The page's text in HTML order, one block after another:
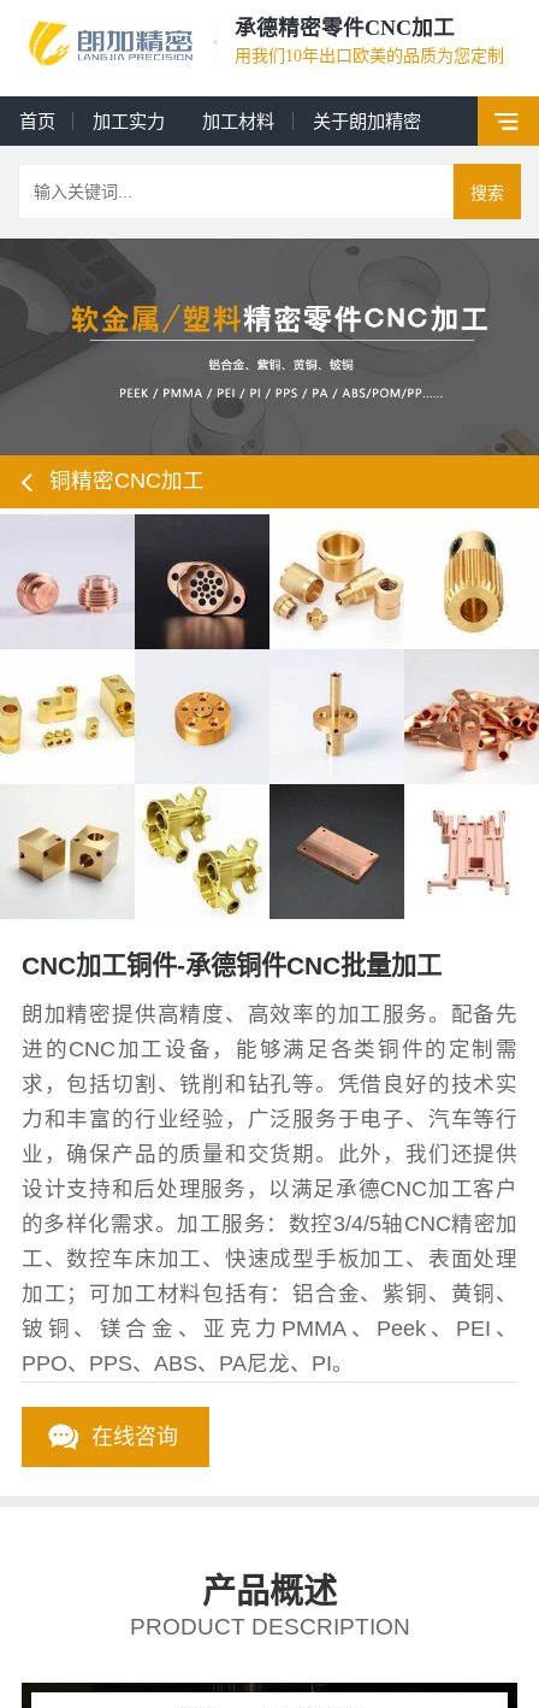
承德精密零件CNC加工
用我们10年出口欧美的品质为您定制
首页 加工实力 加工材料 关于朗加精密
搜索
铜精密CNC加工
CNC加工铜件-承德铜件CNC批量加工
朗加精密提供高精度、高效率的加工服务。配备先
进的CNC加工设备，能够满足各类铜件的定制需
求，包括切割、铣削和钻孔等。凭借良好的技术实
力和丰富的行业经验，广泛服务于电子、汽车等行
业，确保产品的质量和交货期。此外，我们还提供
设计支持和后处理服务，以满足承德CNC加工客户
的多样化需求。加工服务：数控3/4/5轴CNC精密加
工、数控车床加工、快速成型手板加工、表面处理
加工；可加工材料包括有：铝合金、紫铜、黄铜、
铍铜、镁合金、亚克力PMMA、Peek、PEI、
PPO、PPS、ABS、PA尼龙、PI。
在线咨询
产品概述
PRODUCT DESCRIPTION